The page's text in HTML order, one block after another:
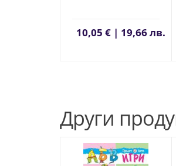
10,05 € | 19,66 лв.
Други